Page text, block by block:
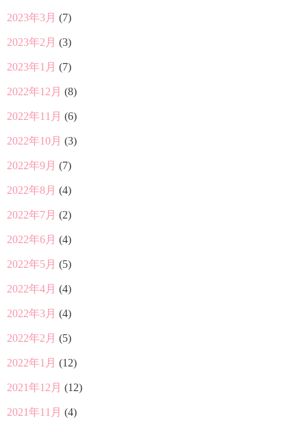
2023年3月 (7)
2023年2月 (3)
2023年1月 (7)
2022年12月 (8)
2022年11月 (6)
2022年10月 (3)
2022年9月 (7)
2022年8月 (4)
2022年7月 (2)
2022年6月 (4)
2022年5月 (5)
2022年4月 (4)
2022年3月 (4)
2022年2月 (5)
2022年1月 (12)
2021年12月 (12)
2021年11月 (4)